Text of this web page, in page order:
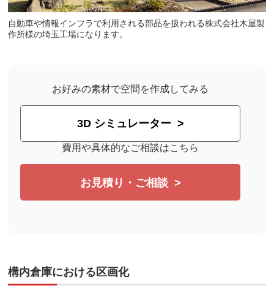
自動車や情報インフラで利用される部品を扱われる株式会社木屋製
作所様の埼玉工場になります。
お好みの素材で空間を作成してみる
3D シミュレーター
費用や具体的なご相談はこちら
お見積り・ご相談
構内倉庫における区画化